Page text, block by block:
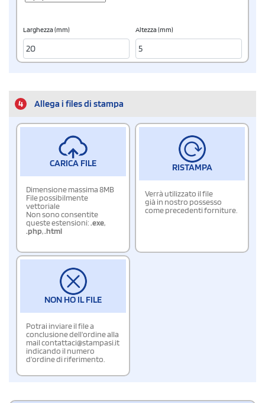
Larghezza (mm) Altezza (mm)
4 Allega i files di stampa
CARICA FILE
Dimensione massima 8MB
File possibilmente
vettoriale
Non sono consentite
queste estensioni:.exe,
.php,.html
RISTAMPA
Verrà utilizzato il file
già in nostro possesso
come precedenti forniture.
NON HO IL FILE
Potrai inviare il file a
conclusione dell'ordine alla
mail contattaci@stampasi.it
indicando il numero
d'ordine di riferimento.